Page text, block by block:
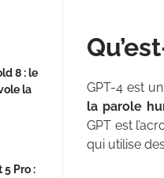
GPT-4 est
la parole
GPT est
qui utilise
8 : le
la
5 Pro :